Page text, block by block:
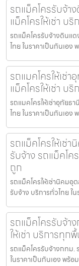
รถแม็คโครรับจ้า
แม็คโครให้เช่า บ
รถแม็คโครรับจ้างดินแด
ไทย ในราคาเป็นกันเอ
รถแมคโครให้เช่
แม็คโครให้เช่า บ
รถแมคโครให้เช่าอุทัยธ
ไทย ในราคาเป็นกันเอ
รถแม็คโครให้เช่
รับจ้าง รถแม็คโค
ถูก
รถแม็คโครให้เช่านิคมอุ
รับจ้าง บริการทั่วไทย
รถแม็คโครรับจ้า
ให้เช่า บริการทุก
รถแม็คโครรับจ้างกทม.
ในราคาเป็นกันเอง พร้